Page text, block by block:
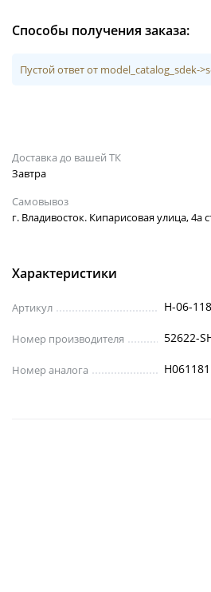
Способы получения заказа:
Пустой ответ от model_catalog_sdek-
Доставка до вашей ТК
Завтра
Самовывоз
г. Владивосток. Кипарисовая улица, 4а
Характеристики
Артикул H-06-
Номер производителя 52622-
Номер аналога H061181